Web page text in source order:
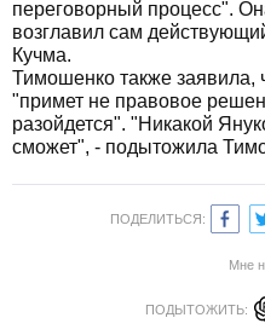
переговорный процесс".
возглавил сам
Кучма.
Тимошенко также заявила,
"примет не правовое
разойдется". "Никакой
сможет", - подытожила
ПОДЕЛИТЬСЯ:
Мне
ПОДЫТОЖИТЬ: